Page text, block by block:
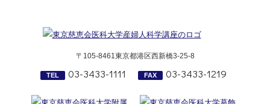
〒105-8461東京都港区西新橋3-25-8
TEL 03-3433-1111 FAX 03-3433-1219